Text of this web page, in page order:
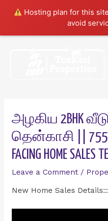
Hosting plan for this
avoid
அழகிய 2BHK
தென்காசி || 755
FACING HOME SALES
Leave a Comment /
New Home Sales